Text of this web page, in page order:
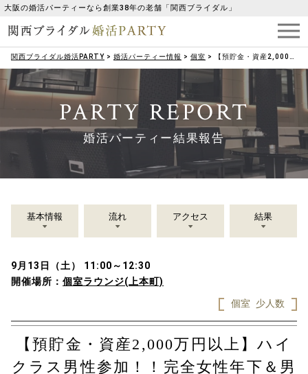
大阪の婚活パーティーなら創業38年の老舗「関西ブライダル」
関西ブライダル婚活PARTY > 婚活パーティー情報 > 個室 > 【預貯金・資産2,000万円以上】ハイクラス男性参加！！完全女性年下＆男性年上♡
PARTY REPORT
婚活パーティー結果報告
基本情報 流れ アクセス 結果
9月13日（土） 11:00～12:30
開催場所： 個室ラウンジ(上本町)
個室
少人数
【預貯金・資産2,000万円以上】ハイ
クラス男性参加！！完全女性年下＆男